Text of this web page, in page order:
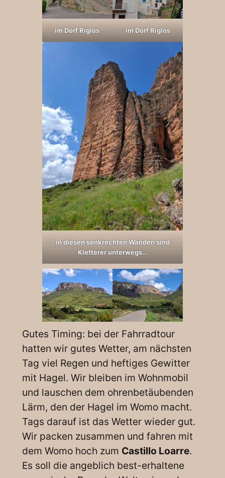
im Dorf Riglos im Dorf Riglos
in diesen senkrechten Wänden sind
Kletterer unterwegs…
Gutes Timing: bei der Fahrradtour
hatten wir gutes Wetter, am nächsten
Tag viel Regen und heftiges Gewitter
mit Hagel. Wir bleiben im Wohnmobil
und lauschen dem ohrenbetäubenden
Lärm, den der Hagel im Womo macht.
Tags darauf ist das Wetter wieder gut.
Wir packen zusammen und fahren mit
dem Womo hoch zum Castillo Loarre.
Es soll die angeblich best-erhaltene